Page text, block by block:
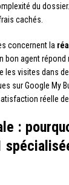
du
cachés.
concernent la
bon agent
les visites dans
sur Google My
réelle
: